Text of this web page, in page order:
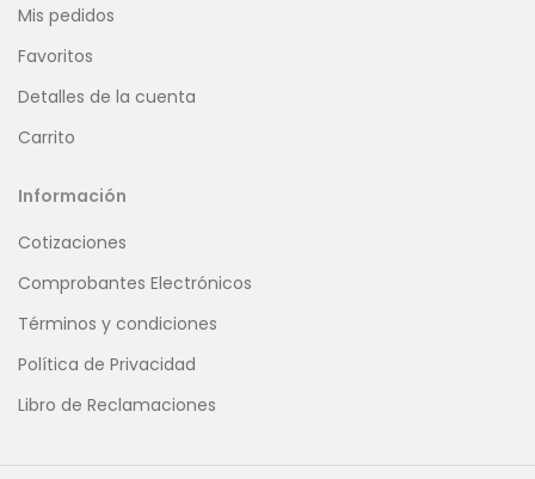
Mis pedidos
Favoritos
Detalles de la cuenta
Carrito
Información
Cotizaciones
Comprobantes Electrónicos
Términos y condiciones
Política de Privacidad
Libro de Reclamaciones